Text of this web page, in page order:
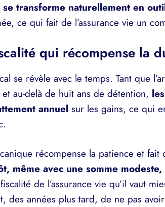
se transforme naturellement en
ce qui fait de l’assurance vie un
qui récompense la
se révèle avec le temps. Tant que
au-delà de huit ans de détention,
annuel sur les gains, ce qui
récompense la patience et
même avec une somme
de l’assurance vie qu’il vaut
des années plus tard, de ne pas